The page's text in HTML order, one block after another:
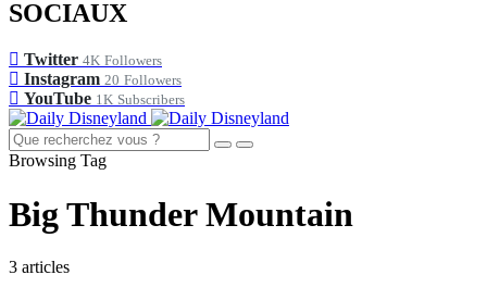
SOCIAUX
Twitter 4K Followers
Instagram 20 Followers
YouTube 1K Subscribers
Browsing Tag
Big Thunder Mountain
3 articles